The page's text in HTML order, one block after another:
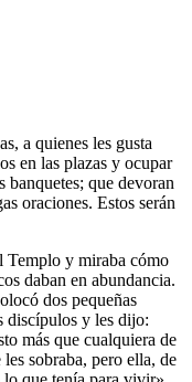
a quienes les gusta
en las plazas y ocupar
banquetes; que devoran
oraciones. Estos serán
Templo y miraba cómo
daban en abundancia.
dos pequeñas
discípulos y les dijo:
más que cualquiera de
sobraba, pero ella, de